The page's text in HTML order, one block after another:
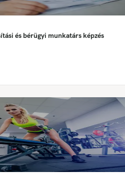
és bérügyi munkatárs képzés